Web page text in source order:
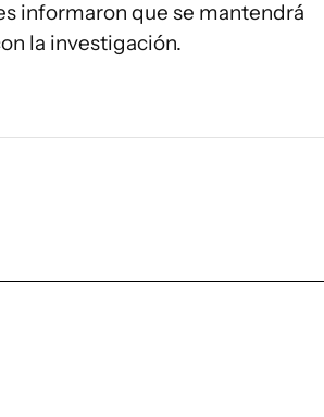
informaron que se mantendrá
la investigación.